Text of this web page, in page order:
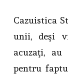
Cazuistica
unii, deşi
acuzaţi,
pentru